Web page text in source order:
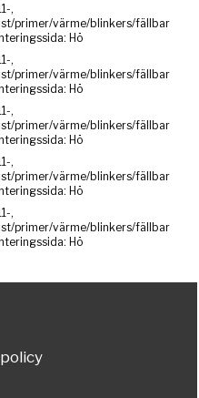
,
primer/värme/blinkers/fällbar
Hö
,
primer/värme/blinkers/fällbar
Hö
,
primer/värme/blinkers/fällbar
Hö
,
primer/värme/blinkers/fällbar
Hö
,
primer/värme/blinkers/fällbar
Hö